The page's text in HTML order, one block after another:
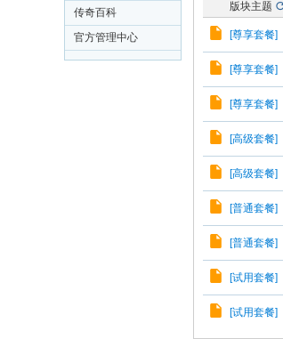
服
技
术
专区
传奇百科
官方管理中心
版块主题
[尊享套餐]
[尊享套餐]
[尊享套餐]
[高级套餐]
[高级套餐]
[普通套餐]
[普通套餐]
[试用套餐]
[试用套餐]